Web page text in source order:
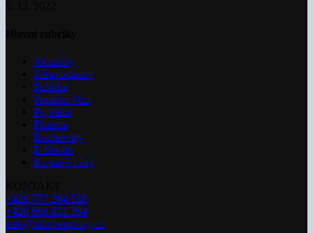
Aktuality
Zdravotnictví
Politika
Sociální věci
Pojištění
Pharma
Rozhovory
E-Health
Ke kávě i čaji
+420 777 264 528
+420 606 831 394
info@zdravezpravy.cz